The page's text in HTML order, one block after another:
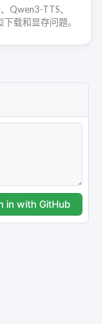
Qwen3-TTS、
载和显存问题。